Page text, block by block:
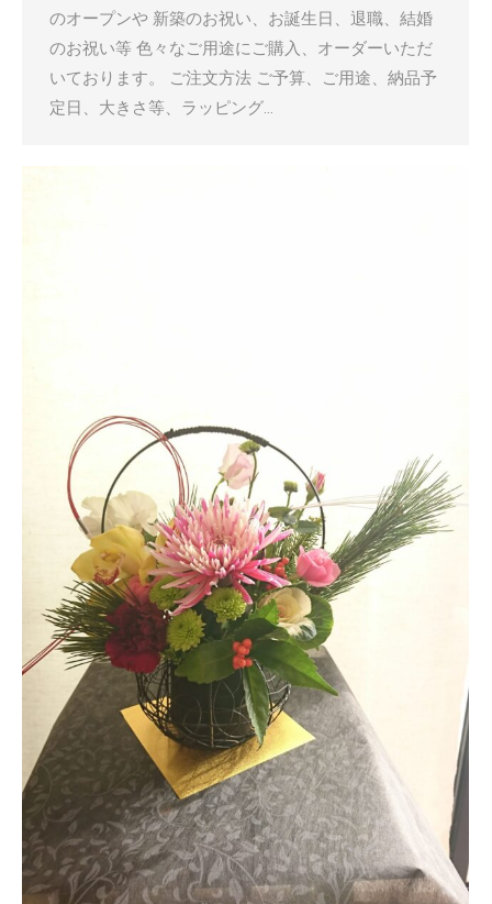
のオープンや 新築のお祝い、お誕生日、退職、結婚
のお祝い等 色々なご用途にご購入、オーダーいただ
いております。 ご注文方法 ご予算、ご用途、納品予
定日、大きさ等、ラッピング…